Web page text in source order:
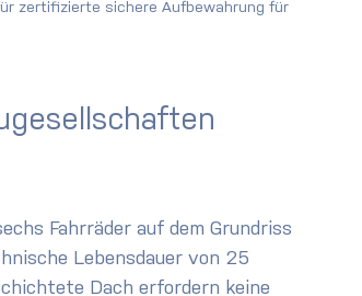
zertifizierte sichere Aufbewahrung für
Fahrräder auf dem Grundriss
Lebensdauer von 25
Dach erfordern keine